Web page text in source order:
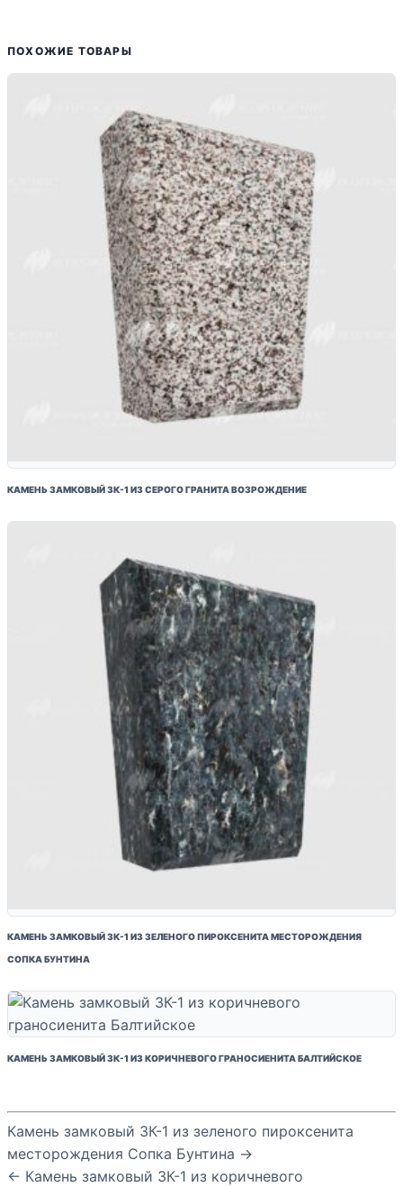
ПОХОЖИЕ ТОВАРЫ
КАМЕНЬ ЗАМКОВЫЙ ЗК-1 ИЗ СЕРОГО ГРАНИТА ВОЗРОЖДЕНИЕ
КАМЕНЬ ЗАМКОВЫЙ ЗК-1 ИЗ ЗЕЛЕНОГО ПИРОКСЕНИТА МЕСТОРОЖДЕНИЯ
СОПКА БУНТИНА
КАМЕНЬ ЗАМКОВЫЙ ЗК-1 ИЗ КОРИЧНЕВОГО ГРАНОСИЕНИТА БАЛТИЙСКОЕ
Камень замковый ЗК-1 из зеленого пироксенита
месторождения Сопка Бунтина →
← Камень замковый ЗК-1 из коричневого